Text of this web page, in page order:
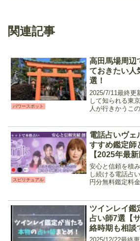
関連記事
パワースポット
高田馬場周辺
ておきたい人
選！
2025/7/11最終更
して知られる東
人が行きかうこ
寺院が存在しま
あるパワースポ...
スピリチュアル
電話占いヴェ
すすめ鑑定師
【2025年最新
安心と信頼を積
し続ける電話占
円分無料鑑定料
(2024/10/1～) 電
ツインレイ鑑
占い師7選【
絡時期も相談